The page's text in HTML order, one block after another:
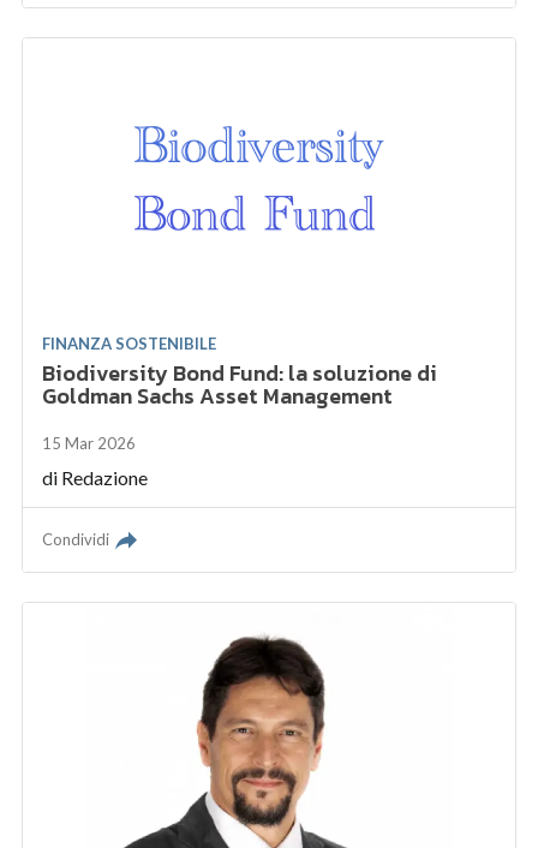
FINANZA SOSTENIBILE
Biodiversity Bond Fund: la soluzione di
Goldman Sachs Asset Management
15 Mar 2026
di Redazione
Condividi